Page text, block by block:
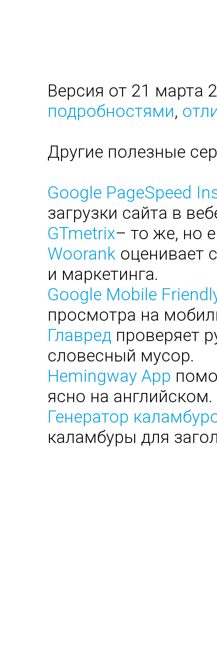
Версия от 21 марта
подробностями,
Другие полезные
Google PageSpeed
загрузки сайта в
GTmetrix– то же, но
Woorank оценивает
и маркетинга.
Google Mobile
просмотра на
Главред проверяет
словесный мусор.
Hemingway App
ясно на английском.
Генератор
каламбуры для